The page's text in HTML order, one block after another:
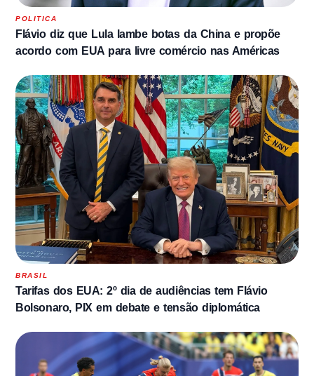
POLITICA
Flávio diz que Lula lambe botas da China e propõe
acordo com EUA para livre comércio nas Américas
BRASIL
Tarifas dos EUA: 2º dia de audiências tem Flávio
Bolsonaro, PIX em debate e tensão diplomática